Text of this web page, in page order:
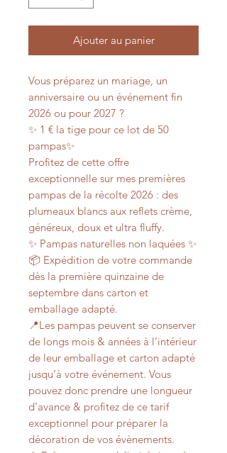
Ajouter au panier
Vous préparez un mariage, un
anniversaire ou un événement fin
2026 ou pour 2027 ?
✨ 1 € la tige pour ce lot de 50
pampas✨
Profitez de cette offre
exceptionnelle sur mes premières
pampas de la récolte 2026 : des
plumeaux blancs aux reflets crème,
généreux, doux et ultra fluffy.
✨ Pampas naturelles non laquées ✨
📦 Expédition de votre commande
dès la première quinzaine de
septembre dans carton et
emballage adapté.
📍Les pampas peuvent se conserver
de longs mois & années à l’intérieur
de leur emballage et carton adapté
jusqu’à votre événement. Vous
pouvez donc prendre une longueur
d’avance & profitez de ce tarif
exceptionnel pour préparer la
décoration de vos évènements.